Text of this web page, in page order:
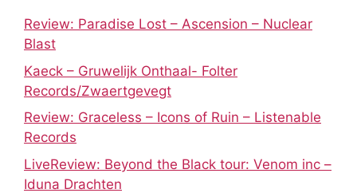
Review: Paradise Lost – Ascension – Nuclear
Blast
Kaeck – Gruwelijk Onthaal- Folter
Records/Zwaertgevegt
Review: Graceless – Icons of Ruin – Listenable
Records
LiveReview: Beyond the Black tour: Venom inc –
Iduna Drachten